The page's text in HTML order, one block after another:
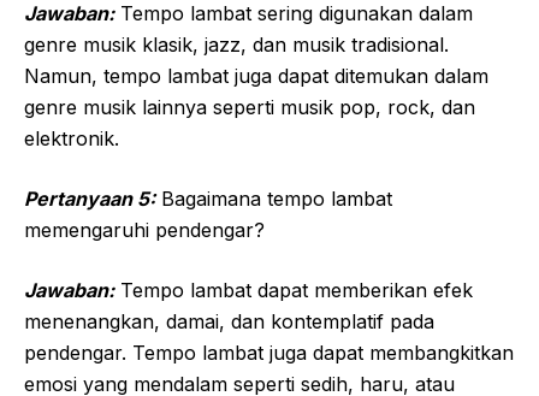
Jawaban:Tempo lambat sering digunakan dalam
genre musik klasik, jazz, dan musik tradisional.
Namun, tempo lambat juga dapat ditemukan dalam
genre musik lainnya seperti musik pop, rock, dan
elektronik.
Pertanyaan 5:Bagaimana tempo lambat
memengaruhi pendengar?
Jawaban:Tempo lambat dapat memberikan efek
menenangkan, damai, dan kontemplatif pada
pendengar. Tempo lambat juga dapat membangkitkan
emosi yang mendalam seperti sedih, haru, atau